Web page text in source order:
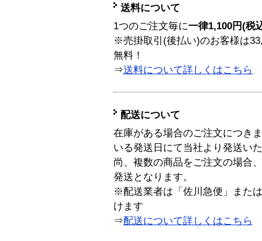
送料について
1つのご注文毎に一律1,100円(税
※売掛取引(後払い)のお客様は
無料！
⇒送料について詳しくはこちら
配送について
在庫がある場合のご注文につき
いる発送日にて当社より発送い
尚、複数の商品をご注文の場合
発送となります。
※配送業者は「佐川急便」また
けます
⇒配送について詳しくはこちら